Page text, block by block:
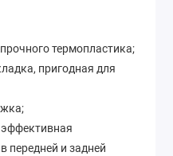
термопластика;
пригодная для
передней и задней